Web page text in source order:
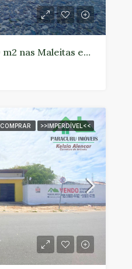
Terreno com 477,70 m2 nas Maleitas em Paracuru, à 1km do centro.
COMPRAR >>IMPERDÍVEL<<